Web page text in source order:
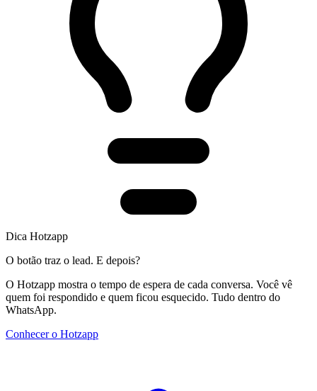
Dica Hotzapp
O botão traz o lead. E depois?
O Hotzapp mostra o tempo de espera de cada conversa. Você vê
quem foi respondido e quem ficou esquecido. Tudo dentro do
WhatsApp.
Conhecer o Hotzapp